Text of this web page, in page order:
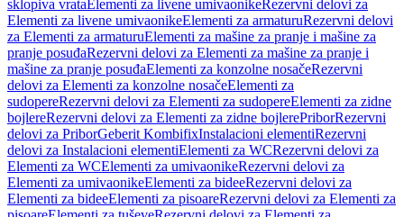
sklopiva vrataElementi za livene umivaonikeRezervni delovi za
Elementi za livene umivaonikeElementi za armaturuRezervni delovi
za Elementi za armaturuElementi za mašine za pranje i mašine za
pranje posuđaRezervni delovi za Elementi za mašine za pranje i
mašine za pranje posuđaElementi za konzolne nosačeRezervni
delovi za Elementi za konzolne nosačeElementi za
sudopereRezervni delovi za Elementi za sudopereElementi za zidne
bojlereRezervni delovi za Elementi za zidne bojlerePriborRezervni
delovi za PriborGeberit KombifixInstalacioni elementiRezervni
delovi za Instalacioni elementiElementi za WCRezervni delovi za
Elementi za WCElementi za umivaonikeRezervni delovi za
Elementi za umivaonikeElementi za bideeRezervni delovi za
Elementi za bideeElementi za pisoareRezervni delovi za Elementi za